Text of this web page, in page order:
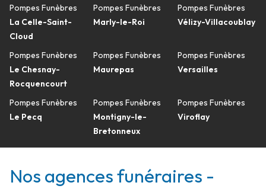
Pompes Funèbres
La Celle-Saint-
Cloud
Pompes Funèbres
Le Chesnay-
Rocquencourt
Pompes Funèbres
Le Pecq
Pompes Funèbres
Marly-le-Roi
Pompes Funèbres
Maurepas
Pompes Funèbres
Montigny-le-
Bretonneux
Pompes Funèbres
Vélizy-Villacoublay
Pompes Funèbres
Versailles
Pompes Funèbres
Viroflay
Nos agences funéraires -